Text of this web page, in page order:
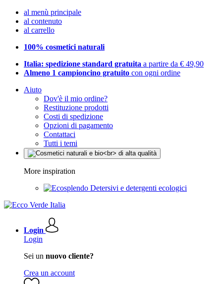
al menù principale
al contenuto
al carrello
100% cosmetici naturali
Italia: spedizione standard gratuita a partire da € 49,90
Almeno 1 campioncino gratuito con ogni ordine
Aiuto
Dov'è il mio ordine?
Restituzione prodotti
Costi di spedizione
Opzioni di pagamento
Contattaci
Tutti i temi
More inspiration
Detersivi e detergenti ecologici
Login
Login
Sei un nuovo cliente?
Crea un account